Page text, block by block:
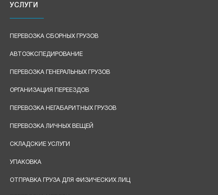
УСЛУГИ
ПЕРЕВОЗКА СБОРНЫХ ГРУЗОВ
АВТОЭКСПЕДИРОВАНИЕ
ПЕРЕВОЗКА ГЕНЕРАЛЬНЫХ ГРУЗОВ
ОРГАНИЗАЦИЯ ПЕРЕЕЗДОВ
ПЕРЕВОЗКА НЕГАБАРИТНЫХ ГРУЗОВ
ПЕРЕВОЗКА ЛИЧНЫХ ВЕЩЕЙ
СКЛАДСКИЕ УСЛУГИ
УПАКОВКА
ОТПРАВКА ГРУЗА ДЛЯ ФИЗИЧЕСКИХ ЛИЦ